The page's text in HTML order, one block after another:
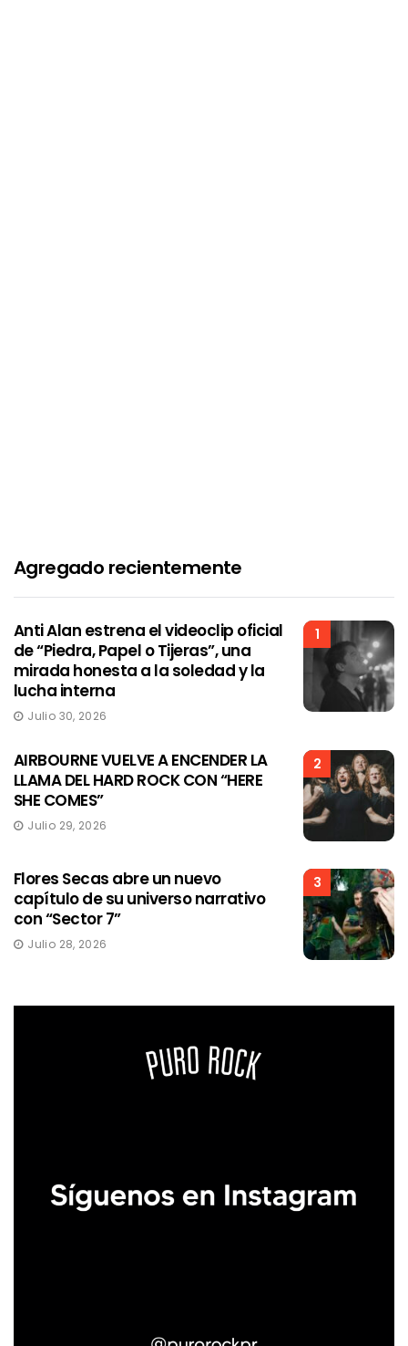
Agregado recientemente
1
Anti Alan estrena el videoclip oficial
de “Piedra, Papel o Tijeras”, una
mirada honesta a la soledad y la
lucha interna
Julio 30, 2026
2
AIRBOURNE VUELVE A ENCENDER LA
LLAMA DEL HARD ROCK CON “HERE
SHE COMES”
Julio 29, 2026
3
Flores Secas abre un nuevo
capítulo de su universo narrativo
con “Sector 7”
Julio 28, 2026